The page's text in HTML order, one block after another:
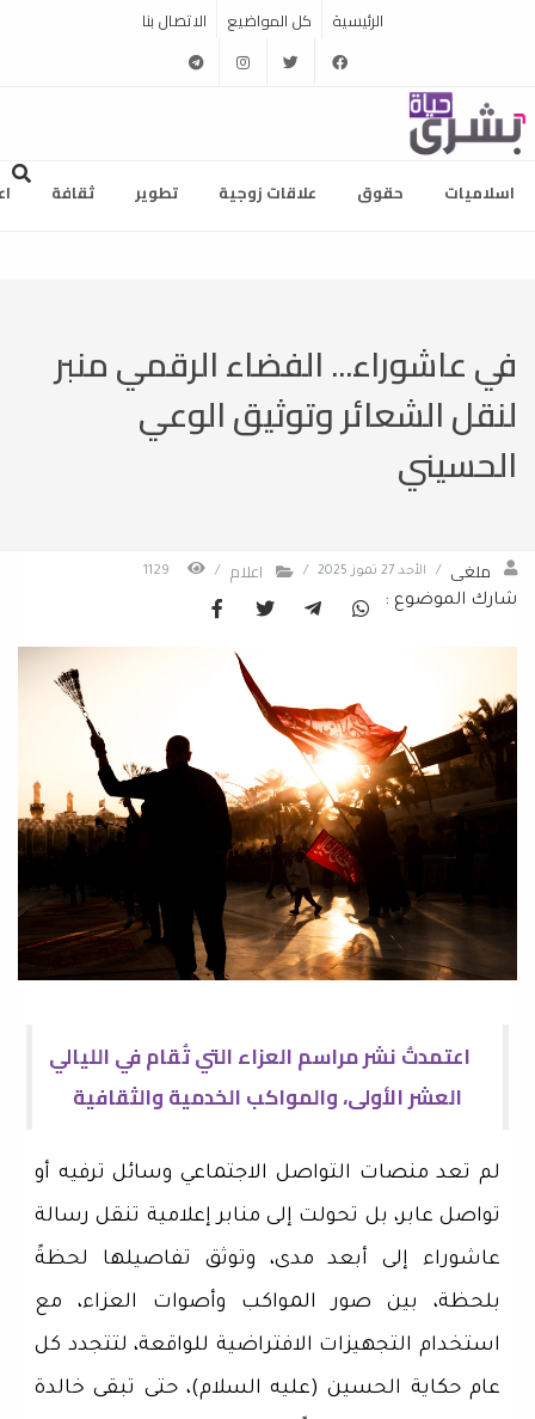
الرئيسية كل المواضيع الاتصال بنا
facebook
twitter
instagram
telegram
اسلاميات حقوق علاقات زوجية تطوير ثقافة
في عاشوراء... الفضاء الرقمي منبر
لنقل الشعائر وتوثيق الوعي
الحسيني
ملغى / الأحد 27 تموز 2025 / اعلام /
شارك الموضوع :
اعتمدتُ نشر مراسم العزاء التي تُقام في الليالي
العشر الأولى، والمواكب الخدمية والثقافية
لم تعد منصات التواصل الاجتماعي وسائل ترفيه أو
تواصل عابر، بل تحولت إلى منابر إعلامية تنقل رسالة
عاشوراء إلى أبعد مدى، وتوثق تفاصيلها لحظةً
بلحظة، بين صور المواكب وأصوات العزاء، مع
استخدام التجهيزات الافتراضية للواقعة، لتتجدد كل
عام حكاية الحسين (عليه السلام)، حتى تبقى خالدة